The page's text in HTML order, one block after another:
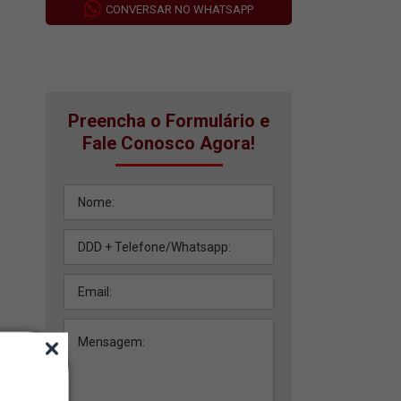
CONVERSAR NO WHATSAPP
Preencha o Formulário e
Fale Conosco Agora!